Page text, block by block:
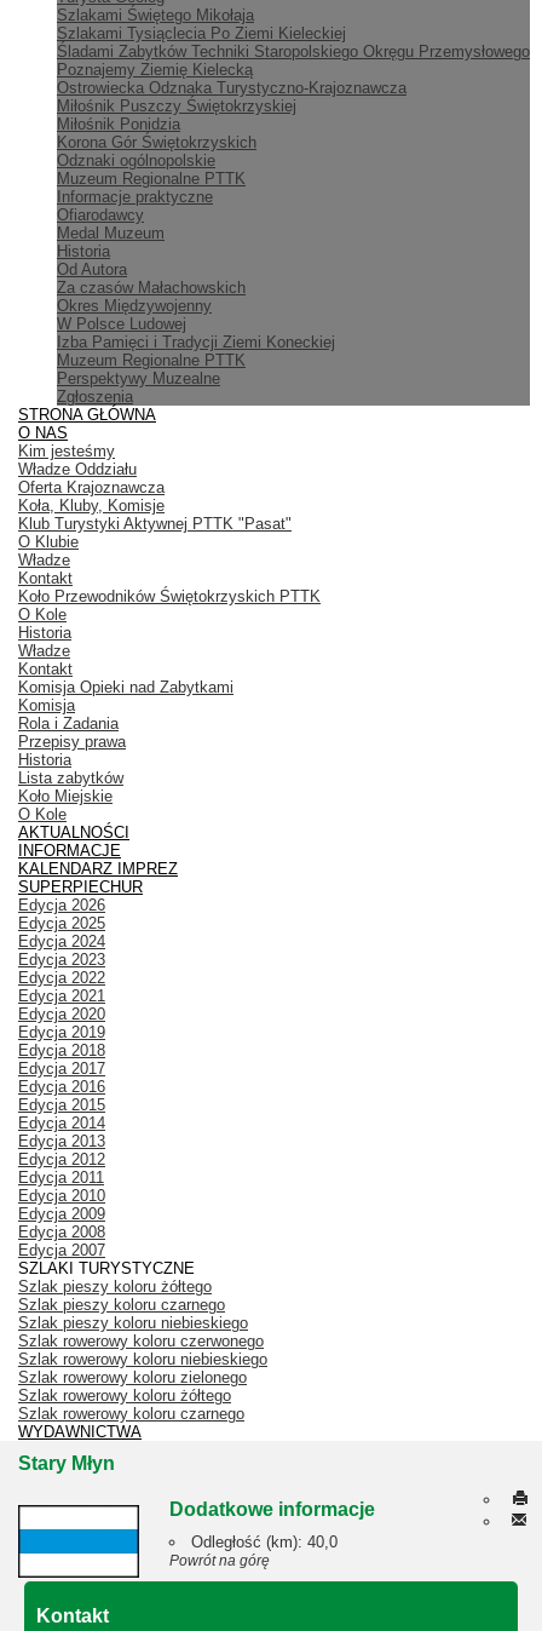
Szlakami Świętego Mikołaja
Szlakami Tysiąclecia Po Ziemi Kieleckiej
Śladami Zabytków Techniki Staropolskiego Okręgu Przemysłowego
Poznajemy Ziemię Kielecką
Ostrowiecka Odznaka Turystyczno-Krajoznawcza
Miłośnik Puszczy Świętokrzyskiej
Miłośnik Ponidzia
Korona Gór Świętokrzyskich
Odznaki ogólnopolskie
Muzeum Regionalne PTTK
Informacje praktyczne
Ofiarodawcy
Medal Muzeum
Historia
Od Autora
Za czasów Małachowskich
Okres Międzywojenny
W Polsce Ludowej
Izba Pamięci i Tradycji Ziemi Koneckiej
Muzeum Regionalne PTTK
Perspektywy Muzealne
Zgłoszenia
STRONA GŁÓWNA
O NAS
Kim jesteśmy
Władze Oddziału
Oferta Krajoznawcza
Koła, Kluby, Komisje
Klub Turystyki Aktywnej PTTK "Pasat"
O Klubie
Władze
Kontakt
Koło Przewodników Świętokrzyskich PTTK
O Kole
Historia
Władze
Kontakt
Komisja Opieki nad Zabytkami
Komisja
Rola i Zadania
Przepisy prawa
Historia
Lista zabytków
Koło Miejskie
O Kole
AKTUALNOŚCI
INFORMACJE
KALENDARZ IMPREZ
SUPERPIECHUR
Edycja 2026
Edycja 2025
Edycja 2024
Edycja 2023
Edycja 2022
Edycja 2021
Edycja 2020
Edycja 2019
Edycja 2018
Edycja 2017
Edycja 2016
Edycja 2015
Edycja 2014
Edycja 2013
Edycja 2012
Edycja 2011
Edycja 2010
Edycja 2009
Edycja 2008
Edycja 2007
SZLAKI TURYSTYCZNE
Szlak pieszy koloru żółtego
Szlak pieszy koloru czarnego
Szlak pieszy koloru niebieskiego
Szlak rowerowy koloru czerwonego
Szlak rowerowy koloru niebieskiego
Szlak rowerowy koloru zielonego
Szlak rowerowy koloru żółtego
Szlak rowerowy koloru czarnego
WYDAWNICTWA
Stary Młyn
Dodatkowe informacje
Odległość (km): 40,0
Powrót na górę
Kontakt